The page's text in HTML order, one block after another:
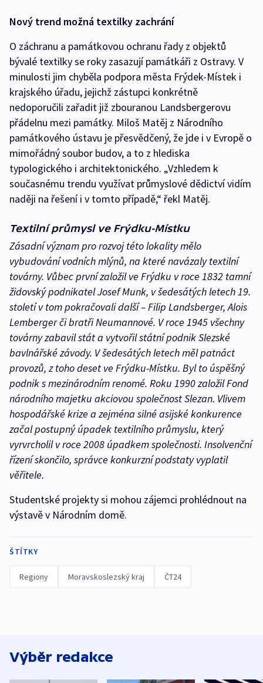
Nový trend možná textilky zachrání
O záchranu a památkovou ochranu řady z objektů
bývalé textilky se roky zasazují památkáři z Ostravy. V
minulosti jim chyběla podpora města Frýdek-Místek i
krajského úřadu, jejichž zástupci konkrétně
nedoporučili zařadit již zbouranou Landsbergerovu
přádelnu mezi památky. Miloš Matěj z Národního
památkového ústavu je přesvědčený, že jde i v Evropě o
mimořádný soubor budov, a to z hlediska
typologického i architektonického. „Vzhledem k
současnému trendu využívat průmyslové dědictví vidím
naději na řešení i v tomto případě,“ řekl Matěj.
Textilní průmysl ve Frýdku-Místku
Zásadní význam pro rozvoj této lokality mělo
vybudování vodních mlýnů, na které navázaly textilní
továrny. Vůbec první založil ve Frýdku v roce 1832 tamní
židovský podnikatel Josef Munk, v šedesátých letech 19.
století v tom pokračovali další – Filip Landsberger, Alois
Lemberger či bratři Neumannové. V roce 1945 všechny
továrny zabavil stát a vytvořil státní podnik Slezské
bavlnářské závody. V šedesátých letech měl patnáct
provozů, z toho deset ve Frýdku-Místku. Byl to úspěšný
podnik s mezinárodním renomé. Roku 1990 založil Fond
národního majetku akciovou společnost Slezan. Vlivem
hospodářské krize a zejména silné asijské konkurence
začal postupný úpadek textilního průmyslu, který
vyrvrcholil v roce 2008 úpadkem společnosti. Insolvenční
řízení skončilo, správce konkurzní podstaty vyplatil
věřitele.
Studentské projekty si mohou zájemci prohlédnout na
výstavě v Národním domě.
ŠTÍTKY
Regiony Moravskoslezský kraj ČT24
Výběr redakce